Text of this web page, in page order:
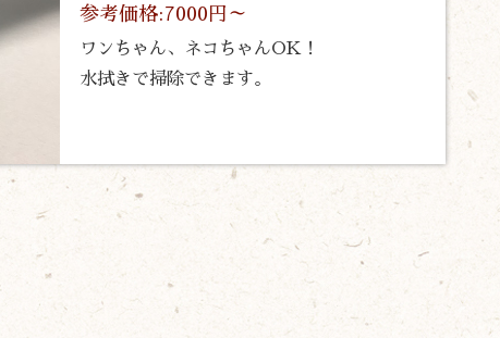
参考価格:7000円～
ワンちゃん、ネコちゃんOK！
水拭きで掃除できます。